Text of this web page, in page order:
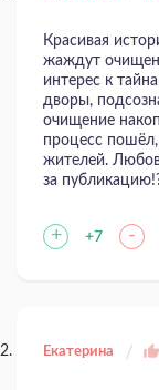
Красивая
жаждут
интерес к
дворы,
очищение
процесс
жителей.
за
+ +7 -
Екатерина